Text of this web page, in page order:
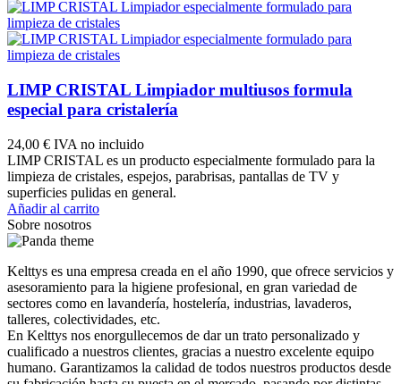
LIMP CRISTAL Limpiador multiusos formula
especial para cristalería
24,00 € IVA no incluido
LIMP CRISTAL es un producto especialmente formulado para la
limpieza de cristales, espejos, parabrisas, pantallas de TV y
superficies pulidas en general.
Añadir al carrito
Sobre nosotros
Kelttys es una empresa creada en el año 1990, que ofrece servicios y
asesoramiento para la higiene profesional, en gran variedad de
sectores como en lavandería, hostelería, industrias, lavaderos,
talleres, colectividades, etc.
En Kelttys nos enorgullecemos de dar un trato personalizado y
cualificado a nuestros clientes, gracias a nuestro excelente equipo
humano. Garantizamos la calidad de todos nuestros productos desde